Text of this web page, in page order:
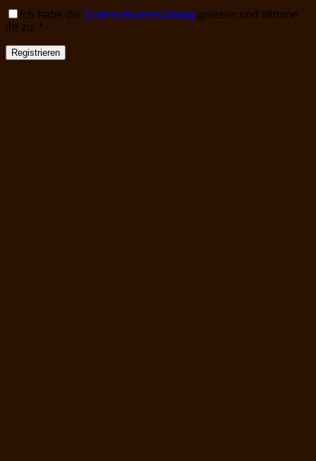
Ich habe die Datenschutzerklärung gelesen und stimme
ihr zu. *
Registrieren